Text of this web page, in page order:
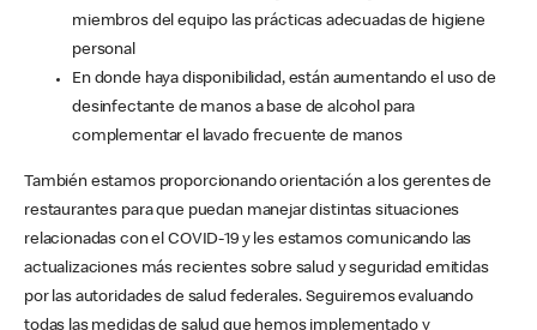
miembros del equipo las prácticas adecuadas de higiene
personal
En donde haya disponibilidad, están aumentando el uso de
desinfectante de manos a base de alcohol para
complementar el lavado frecuente de manos
También estamos proporcionando orientación a los gerentes de
restaurantes para que puedan manejar distintas situaciones
relacionadas con el COVID-19 y les estamos comunicando las
actualizaciones más recientes sobre salud y seguridad emitidas
por las autoridades de salud federales. Seguiremos evaluando